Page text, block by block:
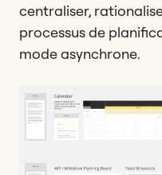
centraliser,
processus de
mode asynchrone.